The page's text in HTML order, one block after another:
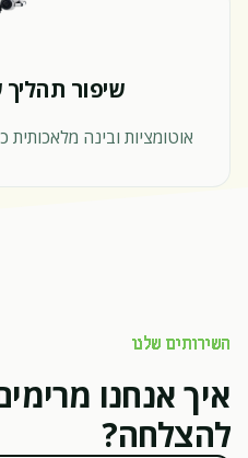
שיפור תהליך
אוטומציות ובינה
השירותים שלנו
איך אנחנו
להצלחה?